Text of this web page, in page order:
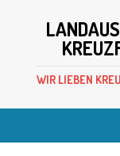
WIR LIEBEN